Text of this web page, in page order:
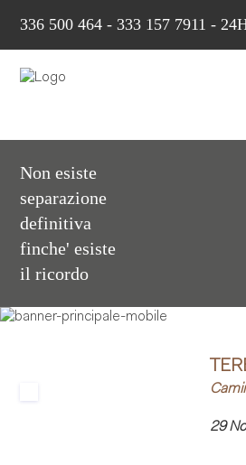
336 500 464 - 333 157 7911 -
Non esiste
separazione
definitiva
finche' esiste
il ricordo
29